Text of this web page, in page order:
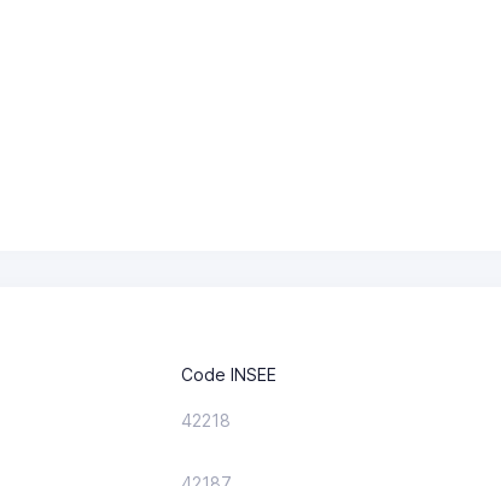
Code INSEE
42218